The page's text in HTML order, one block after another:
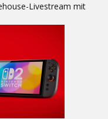
Livestream mit